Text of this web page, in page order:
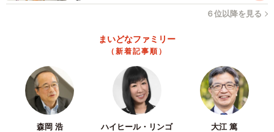
６位以降を見る
まいどなファミリー
（新着記事順）
森岡 浩 ハイヒール・リンゴ 大江 篤